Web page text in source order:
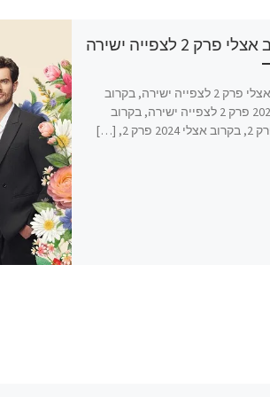
פרק 2 לצפייה ישירה
בקרוב אצלי פרק 2 לצפייה ישירה, בקרוב
אצלי 2024 פרק 2 לצפייה ישירה, בקרוב
2, […]